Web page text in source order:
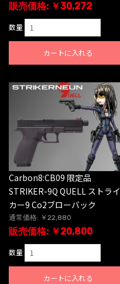
販売価格: ￥30,272
数量
カートに入れる
Carbon8:CB09 限定品
STRIKER-9Q QUELL ストライ
カー9 Co2ブローバック
通常価格: ￥22,880
販売価格: ￥20,800
数量
カートに入れる